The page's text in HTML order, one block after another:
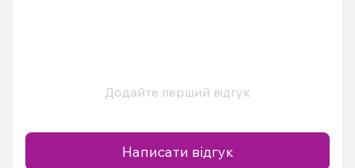
Додайте перший відгук
Написати відгук